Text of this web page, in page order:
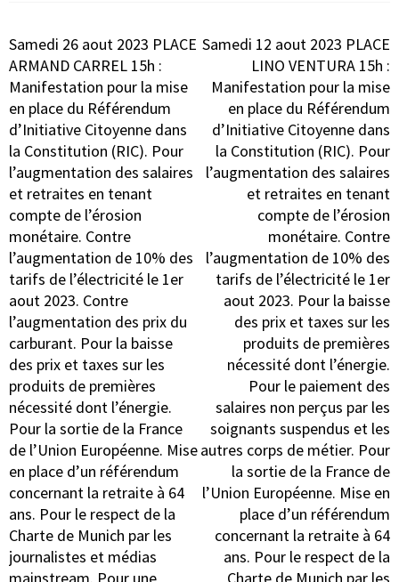
Navigation
de
l’article
Samedi 26 aout 2023 PLACE
ARMAND CARREL 15h :
Manifestation pour la mise
en place du Référendum
d’Initiative Citoyenne dans
la Constitution (RIC). Pour
l’augmentation des salaires
et retraites en tenant
compte de l’érosion
monétaire. Contre
l’augmentation de 10% des
tarifs de l’électricité le 1er
aout 2023. Contre
l’augmentation des prix du
carburant. Pour la baisse
des prix et taxes sur les
produits de premières
nécessité dont l’énergie.
Pour la sortie de la France
de l’Union Européenne. Mise
en place d’un référendum
concernant la retraite à 64
ans. Pour le respect de la
Charte de Munich par les
journalistes et médias
Samedi 12 aout 2023 PLACE
LINO VENTURA 15h :
Manifestation pour la mise
en place du Référendum
d’Initiative Citoyenne dans
la Constitution (RIC). Pour
l’augmentation des salaires
et retraites en tenant
compte de l’érosion
monétaire. Contre
l’augmentation de 10% des
tarifs de l’électricité le 1er
aout 2023. Pour la baisse
des prix et taxes sur les
produits de premières
nécessité dont l’énergie.
Pour le paiement des
salaires non perçus par les
soignants suspendus et les
autres corps de métier. Pour
la sortie de la France de
l’Union Européenne. Mise en
place d’un référendum
concernant la retraite à 64
ans. Pour le respect de la